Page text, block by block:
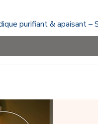
purifiant & apaisant –